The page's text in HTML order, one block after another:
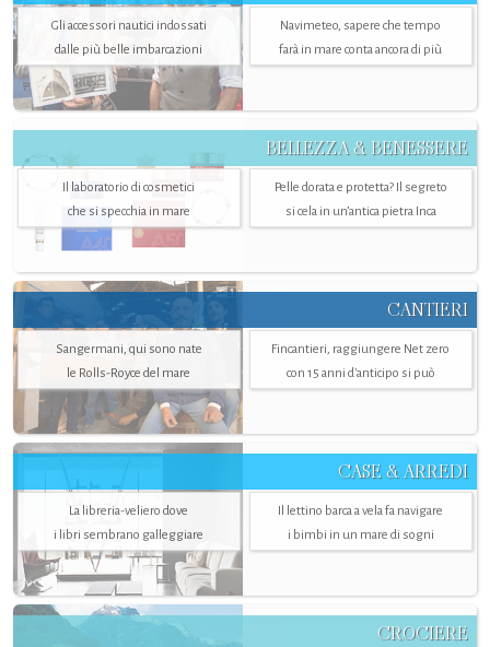
Gli accessori nautici indossati
dalle più belle imbarcazioni
Navimeteo, sapere che tempo
farà in mare conta ancora di più
BELLEZZA & BENESSERE
Il laboratorio di cosmetici
che si specchia in mare
Pelle dorata e protetta? Il segreto
si cela in un’antica pietra Inca
CANTIERI
Sangermani, qui sono nate
le Rolls-Royce del mare
Fincantieri, raggiungere Net zero
con 15 anni d'anticipo si può
CASE & ARREDI
La libreria-veliero dove
i libri sembrano galleggiare
Il lettino barca a vela fa navigare
i bimbi in un mare di sogni
CROCIERE